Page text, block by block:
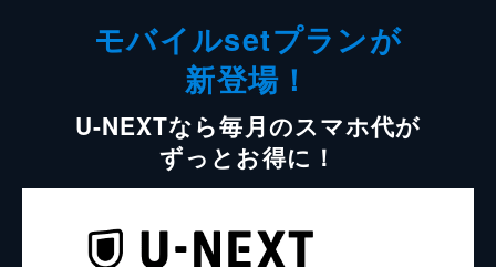
モバイルsetプランが
新登場！
U-NEXTなら毎月のスマホ代が
ずっとお得に！